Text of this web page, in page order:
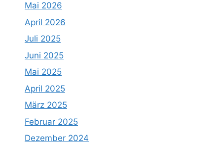
Mai 2026
April 2026
Juli 2025
Juni 2025
Mai 2025
April 2025
März 2025
Februar 2025
Dezember 2024